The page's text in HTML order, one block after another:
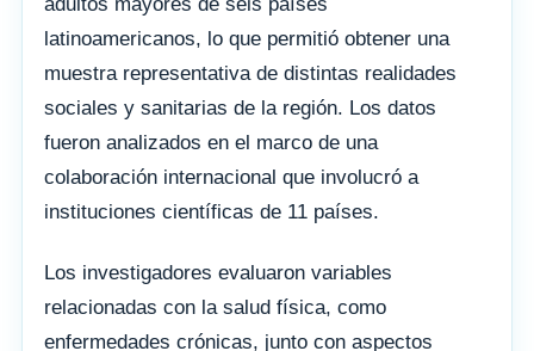
latinoamericanos, lo que permitió obtener una
muestra representativa de distintas realidades
sociales y sanitarias de la región. Los datos
fueron analizados en el marco de una
colaboración internacional que involucró a
instituciones científicas de 11 países.
Los investigadores evaluaron variables
relacionadas con la salud física, como
enfermedades crónicas, junto con aspectos